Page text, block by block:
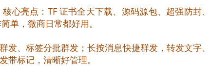
心亮点：TF 证书全天下载、源码源包、超强防封、
单，微商日常都好用。
、标签分批群发；长按消息快捷群发，转发文字、
带标记，清晰好管理。